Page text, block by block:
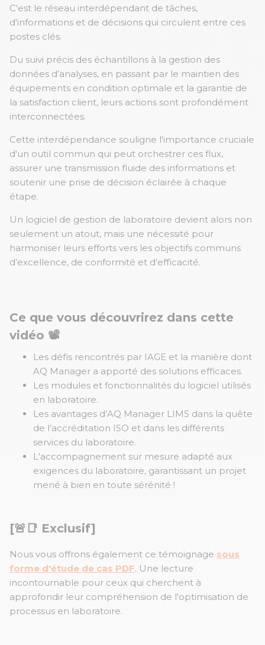
C'est le réseau interdépendant de tâches,
d'informations et de décisions qui circulent entre ces
postes clés.
Du suivi précis des échantillons à la gestion des
données d’analyses, en passant par le maintien des
équipements en condition optimale et la garantie de
la satisfaction client, leurs actions sont profondément
interconnectées.
Cette interdépendance souligne l'importance cruciale
d'un outil commun qui peut orchestrer ces flux,
assurer une transmission fluide des informations et
soutenir une prise de décision éclairée à chaque
étape.
Un logiciel de gestion de laboratoire devient alors non
seulement un atout, mais une nécessité pour
harmoniser leurs efforts vers les objectifs communs
d’excellence, de conformité et d’efficacité.
Ce que vous découvrirez dans cette
vidéo 📽️
Les défis rencontrés par IAGE et la manière dont
AQ Manager a apporté des solutions efficaces.
Les modules et fonctionnalités du logiciel utilisés
en laboratoire.
Les avantages d’AQ Manager LIMS dans la quête
de l’accréditation ISO et dans les différents
services du laboratoire.
L'accompagnement sur mesure adapté aux
exigences du laboratoire, garantissant un projet
mené à bien en toute sérénité !
[🚨📑 Exclusif]
Nous vous offrons également ce témoignage sous
forme d'étude de cas PDF. Une lecture
incontournable pour ceux qui cherchent à
approfondir leur compréhension de l'optimisation de
processus en laboratoire.